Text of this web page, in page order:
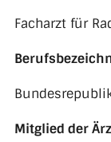
Facharzt für
Mitglied der